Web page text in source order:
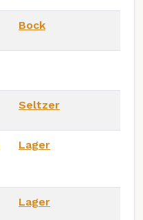
Bock
Seltzer
Lager
Lager